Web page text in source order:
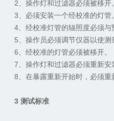
2 、操作灯和过滤器必须被移开
3 、必须安装一个经校准的灯管
4 、经校准灯管的辐照度必须
5 、操作员必须调节仪器以使测
6 、经校准的灯管必须被移开。
7 、操作灯和过滤器必须重新安
8 、在暴露重新开始时，必须重
3测试标准